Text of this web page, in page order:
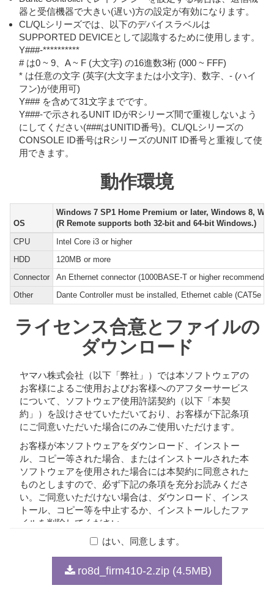
器と受信機器で大きい(遅い)方の設定が有効になります。
CL/QLシリーズでは、以下のデバイスラベルは
SUPPORTED DEVICEとして認識するために使用します。
Y###-**********
# は0 ~ 9、A ~ F (大文字) の16進数3桁 (000 ~ FFF)
* は任意の文字 (英字(大文字または小文字)、数字、- (ハイ
フン)が使用可)
Y### を含めて31文字までです。
Y###-で示されるUNIT IDがRシリーズ間で重複しないよう
にしてください(###はUNITID番号)。CL/QLシリーズの
CONSOLE ID番号はRシリーズのUNIT ID番号と重複して使
用できます。
動作環境
OS
Windows 7 SP1 Home Premium or later, Windows 8,
(R Remote supports both 32-bit and 64-bit Windows.)
CPU
Intel Core i3 or higher
HDD
120MB or more
Connector
An Ethernet connector (1000BASE-T or higher
Other
Dante Controller must be installed, Ethernet cable (CAT5e
ライセンス合意とファイルの
ダウンロード
ヤマハ株式会社（以下「弊社」）では本ソフトウェアの
お客様によるご使用およびお客様へのアフターサービス
について、ソフトウェア使用許諾契約（以下「本契
約」）を設けさせていただいており、お客様が下記条項
にご同意いただいた場合にのみご使用いただけます。
お客様が本ソフトウェアをダウンロード、インストー
ル、コピー等された場合、またはインストールされた本
ソフトウェアを使用された場合には本契約に同意された
ものとしますので、必ず下記の条項を充分お読みくださ
い。ご同意いただけない場合は、ダウンロード、インス
トール、コピー等を中止するか、インストールしたファ
イルを削除してください。
1. 著作権および使用許諾
弊社はお客様に対し、本契約に基づいて配布されるプロ
はい、同意します。
ro8d_firm410-2.zip (4.5MB)